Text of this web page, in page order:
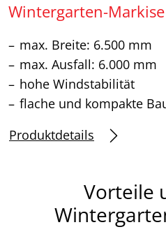
Wintergarten-
max. Breite: 6.500 mm
max. Ausfall: 6.000 mm
hohe Windstabilität
flache und kompakte
Produktdetails
Vorteile